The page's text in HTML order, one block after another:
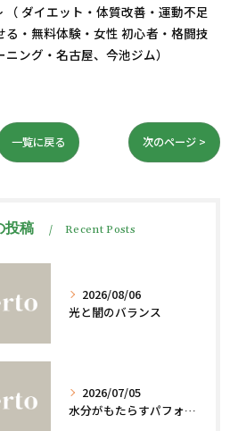
ダイエット・体質改善・運動不足
・無料体験・女性 初心者・格闘技
ング・名古屋、今池ジム）
一覧に戻る 次のページ >
投稿 Recent Posts
2026/08/06
光と闇のバランス
2026/07/05
水分がもたらすパフォーマンスへの影響